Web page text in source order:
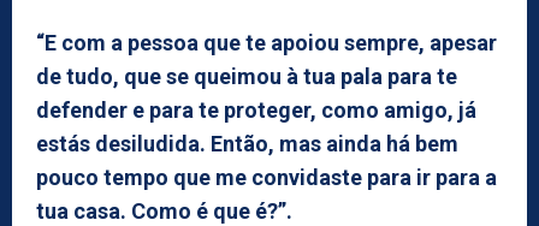
“E com a pessoa que te apoiou sempre, apesar
de tudo, que se queimou à tua pala para te
defender e para te proteger, como amigo, já
estás desiludida. Então, mas ainda há bem
pouco tempo que me convidaste para ir para a
tua casa. Como é que é?”.